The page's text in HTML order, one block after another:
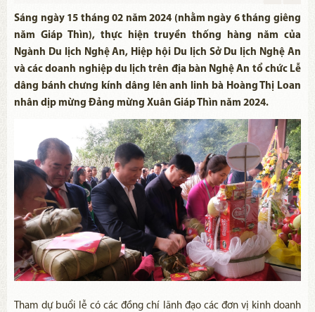
Sáng ngày 15 tháng 02 năm 2024 (nhằm ngày 6 tháng giêng
năm Giáp Thìn), thực hiện truyền thống hàng năm của
Ngành Du lịch Nghệ An, Hiệp hội Du lịch Sở Du lịch Nghệ An
và các doanh nghiệp du lịch trên địa bàn Nghệ An tổ chức Lễ
dâng bánh chưng kính dâng lên anh linh bà Hoàng Thị Loan
nhân dịp mừng Đảng mừng Xuân Giáp Thìn năm 2024.
Tham dự buổi lễ có các đồng chí lãnh đạo các đơn vị kinh doanh